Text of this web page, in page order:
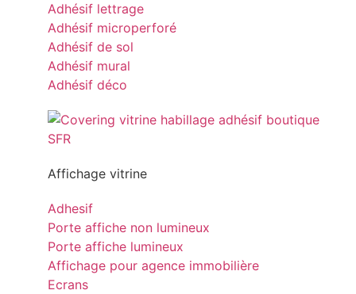
Adhésif lettrage
Adhésif microperforé
Adhésif de sol
Adhésif mural
Adhésif déco
Affichage vitrine
Adhesif
Porte affiche non lumineux
Porte affiche lumineux
Affichage pour agence immobilière
Ecrans